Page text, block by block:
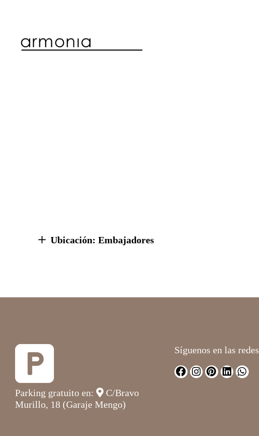
Ubicación: Embajadores
Parking gratuito en:
C/Bravo
Murillo, 18 (Garaje Mengo)
Síguenos en las redes